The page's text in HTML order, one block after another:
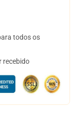
todos os
recebido